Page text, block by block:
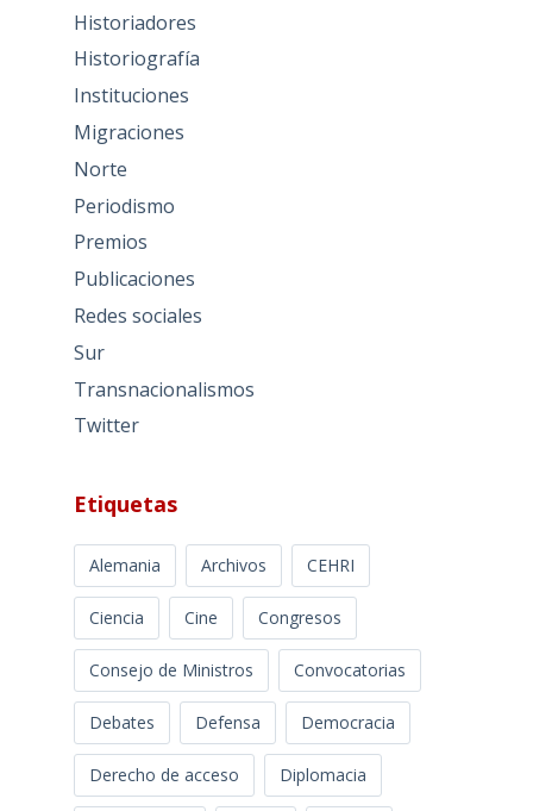
Historiadores
Historiografía
Instituciones
Migraciones
Norte
Periodismo
Premios
Publicaciones
Redes sociales
Sur
Transnacionalismos
Twitter
Etiquetas
Alemania Archivos CEHRI
Ciencia Cine Congresos
Consejo de Ministros Convocatorias
Debates Defensa Democracia
Derecho de acceso Diplomacia